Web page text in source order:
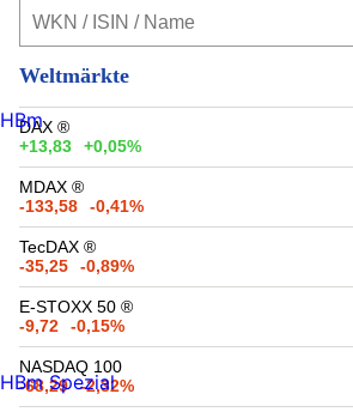
Weltmärkte
DAX ®
+13,83
+0,05%
MDAX ®
-133,58
-0,41%
TecDAX ®
-35,25
-0,89%
E-STOXX 50 ®
-9,72
-0,15%
NASDAQ 100
-68,29
-2,32%
HBm
HBm Spezial